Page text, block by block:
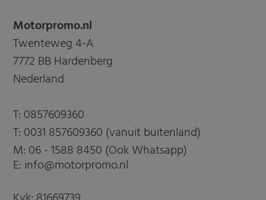
Motorpromo.nl
Twenteweg 4-A
7772 BB Hardenberg
Nederland
T: 0857609360
T: 0031 857609360 (vanuit buitenland)
M: 06 - 1588 8450 (Ook Whatsapp)
E: info@motorpromo.nl